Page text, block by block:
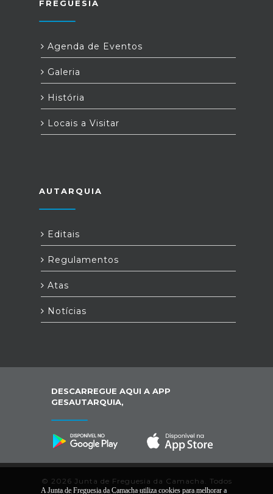
FREGUESIA
Agenda de Eventos
Galeria
História
Locais a Visitar
AUTARQUIA
Editais
Regulamentos
Atas
Notícias
DESCARREGUE AQUI A APP
GESAUTARQUIA,
© 2026 Junta de Freguesia da Camacha. Todos
A Junta de Freguesia da Camacha utiliza cookies para melhorar a